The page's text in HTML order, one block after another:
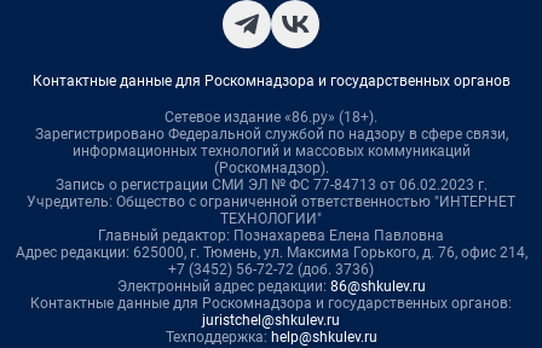
Контактные данные для Роскомнадзора и государственных органов
Сетевое издание «86.ру» (18+).
Зарегистрировано Федеральной службой по надзору в сфере связи,
информационных технологий и массовых коммуникаций
(Роскомнадзор).
Запись о регистрации СМИ ЭЛ № ФС 77-84713 от 06.02.2023 г.
Учредитель: Общество с ограниченной ответственностью "ИНТЕРНЕТ
ТЕХНОЛОГИИ"
Главный редактор: Познахарева Елена Павловна
Адрес редакции: 625000, г. Тюмень, ул. Максима Горького, д. 76, офис 214,
+7 (3452) 56-72-72 (доб. 3736)
Электронный адрес редакции: 86@shkulev.ru
Контактные данные для Роскомнадзора и государственных органов:
juristchel@shkulev.ru
Техподдержка: help@shkulev.ru